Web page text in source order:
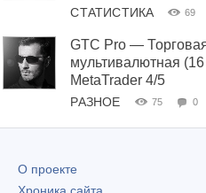
СТАТИСТИКА 69
GTC Pro —
мультивалютная
MetaTrader 4/5
РАЗНОЕ 75 0
О проекте